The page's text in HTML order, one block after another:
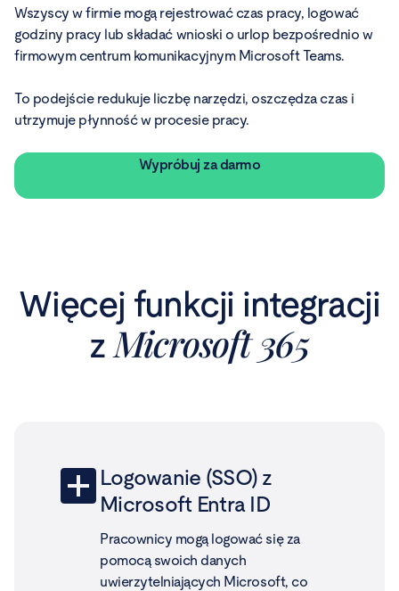
Wszyscy w firmie mogą rejestrować czas pracy, logować
godziny pracy lub składać wnioski o urlop bezpośrednio w
firmowym centrum komunikacyjnym Microsoft Teams.
To podejście redukuje liczbę narzędzi, oszczędza czas i
utrzymuje płynność w procesie pracy.
Wypróbuj za darmo
Więcej funkcji integracji
z Microsoft 365
Logowanie (SSO) z
Microsoft Entra ID
Pracownicy mogą logować się za
pomocą swoich danych
uwierzytelniających Microsoft, co